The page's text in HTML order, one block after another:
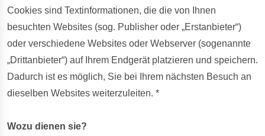
Cookies sind Textinformationen, die die von Ihnen
besuchten Websites (sog. Publisher oder „Erstanbieter“)
oder verschiedene Websites oder Webserver (sogenannte
„Drittanbieter“) auf Ihrem Endgerät platzieren und speichern.
Dadurch ist es möglich, Sie bei Ihrem nächsten Besuch an
dieselben Websites weiterzuleiten. *
Wozu dienen sie?